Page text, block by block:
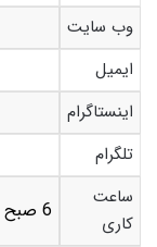
وب سایت
ایمیل
اینستاگرام
تلگرام
ساعت
کاری
6 صبح الی 11 شب یکسره